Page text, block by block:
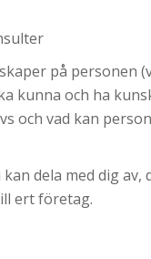
på personen
kunna och ha
och vad kan
dela med dig av,
ert företag.